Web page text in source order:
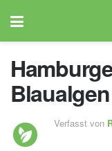
Verfasst von